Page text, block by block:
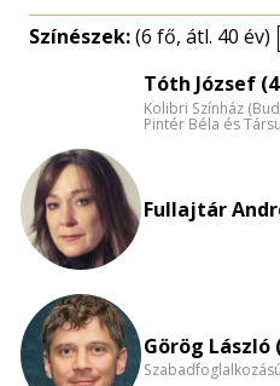
Színészek:(6 fő, átl. 40 év)
Tóth József
Kolibri Színház
Pintér Béla és
Fullajtár
Görög László
Szabadfoglalkozású